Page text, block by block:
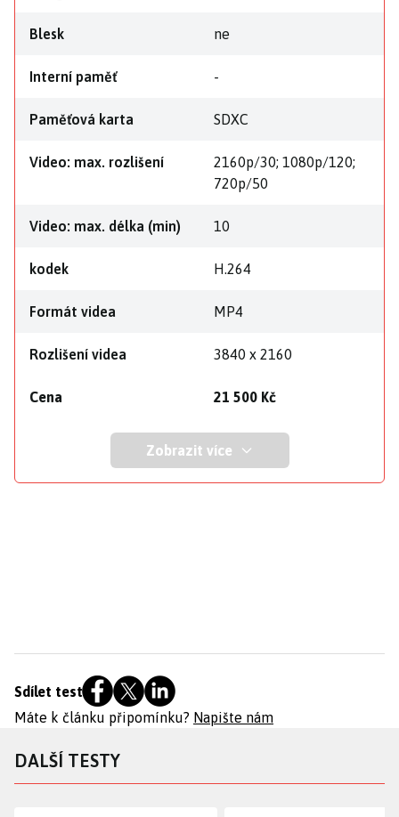
Blesk ne
Interní paměť -
Paměťová karta SDXC
Video: max. rozlišení
2160p/30; 1080p/120;
720p/50
Video: max. délka (min) 10
kodek H.264
Formát videa MP4
Rozlišení videa 3840 x 2160
Cena 21 500 Kč
Zobrazit více
Sdílet test
Máte k článku připomínku? Napište nám
DALŠÍ TESTY